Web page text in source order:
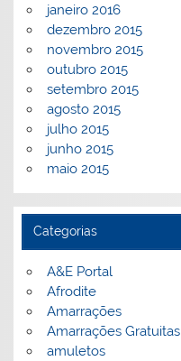
janeiro 2016
dezembro 2015
novembro 2015
outubro 2015
setembro 2015
agosto 2015
julho 2015
junho 2015
maio 2015
Categorias
A&E Portal
Afrodite
Amarrações
Amarrações Gratuitas
amuletos